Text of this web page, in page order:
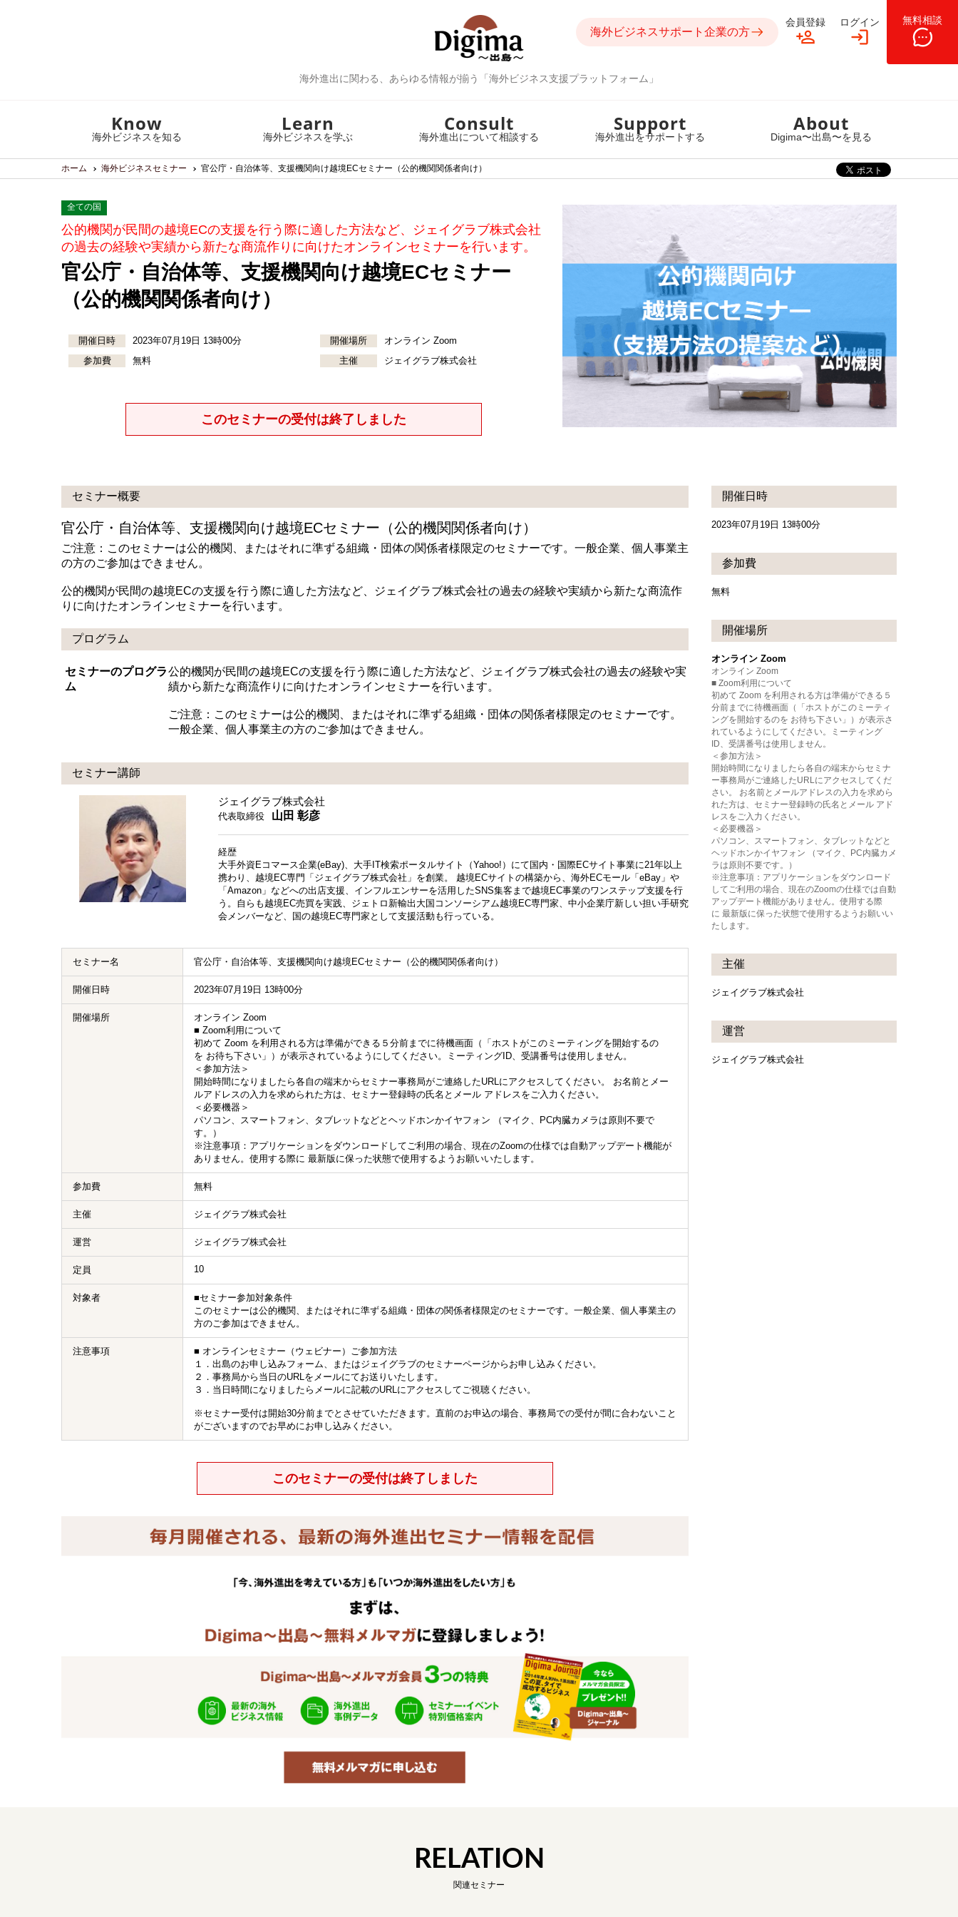
海外進出に関わる、あらゆる情報が揃う「海外ビジネス支援プラットフォーム」
海外ビジネスサポート企業の方
会員登録 ログイン 無料相談
Know
海外ビジネスを知る
Learn
海外ビジネスを学ぶ
Consult
海外進出について相談する
Support
海外進出をサポートする
About
Digima〜出島〜を見る
ホーム 海外ビジネスセミナー 官公庁・自治体等、支援機関向け越境ECセミナー（公的機関関係者向け）
全ての国
公的機関が民間の越境ECの支援を行う際に適した方法など、ジェイグラブ株式会社
の過去の経験や実績から新たな商流作りに向けたオンラインセミナーを行います。
官公庁・自治体等、支援機関向け越境ECセミナー
（公的機関関係者向け）
開催日時 2023年07月19日 13時00分 開催場所
オンライン Zoom
参加費
無料 主催 ジェイグラブ株式会社
このセミナーの受付は終了しました
セミナー概要
官公庁・自治体等、支援機関向け越境ECセミナー（公的機関関係者向け）
ご注意：このセミナーは公的機関、またはそれに準ずる組織・団体の関係者様限定のセミナーです。一般企業、個人事業主
の方のご参加はできません。
公的機関が民間の越境ECの支援を行う際に適した方法など、ジェイグラブ株式会社の過去の経験や実績から新たな商流作
りに向けたオンラインセミナーを行います。
プログラム
セミナーのプログラ
ム
公的機関が民間の越境ECの支援を行う際に適した方法など、ジェイグラブ株式会社の過去の経験や実
績から新たな商流作りに向けたオンラインセミナーを行います。
ご注意：このセミナーは公的機関、またはそれに準ずる組織・団体の関係者様限定のセミナーです。
一般企業、個人事業主の方のご参加はできません。
セミナー講師
ジェイグラブ株式会社
代表取締役 山田 彰彦
経歴
大手外資Eコマース企業(eBay)、大手IT検索ポータルサイト（Yahoo!）にて国内・国際ECサイト事業に21年以上
携わり、越境EC専門「ジェイグラブ株式会社」を創業。 越境ECサイトの構築から、海外ECモール「eBay」や
「Amazon」などへの出店支援、インフルエンサーを活用したSNS集客まで越境EC事業のワンステップ支援を行
う。自らも越境EC売買を実践、ジェトロ新輸出大国コンソーシアム越境EC専門家、中小企業庁新しい担い手研究
会メンバーなど、国の越境EC専門家として支援活動も行っている。
セミナー名 官公庁・自治体等、支援機関向け越境ECセミナー（公的機関関係者向け）
開催日時 2023年07月19日 13時00分
開催場所
オンライン Zoom
■ Zoom利用について
初めて Zoom を利用される方は準備ができる５分前までに待機画面（「ホストがこのミーティングを開始するの
を お待ち下さい」）が表示されているようにしてください。ミーティングID、受講番号は使用しません。
＜参加方法＞
開始時間になりましたら各自の端末からセミナー事務局がご連絡したURLにアクセスしてください。 お名前とメー
ルアドレスの入力を求められた方は、セミナー登録時の氏名とメール アドレスをご入力ください。
＜必要機器＞
パソコン、スマートフォン、タブレットなどとヘッドホンかイヤフォン （マイク、PC内臓カメラは原則不要で
す。）
※注意事項：アプリケーションをダウンロードしてご利用の場合、現在のZoomの仕様では自動アップデート機能が
ありません。使用する際に 最新版に保った状態で使用するようお願いいたします。
参加費 無料
主催 ジェイグラブ株式会社
運営 ジェイグラブ株式会社
定員 10
対象者
■セミナー参加対象条件
このセミナーは公的機関、またはそれに準ずる組織・団体の関係者様限定のセミナーです。一般企業、個人事業主の
方のご参加はできません。
注意事項
■ オンラインセミナー（ウェビナー）ご参加方法
１．出島のお申し込みフォーム、またはジェイグラブのセミナーページからお申し込みください。
２．事務局から当日のURLをメールにてお送りいたします。
３．当日時間になりましたらメールに記載のURLにアクセスしてご視聴ください。
※セミナー受付は開始30分前までとさせていただきます。直前のお申込の場合、事務局での受付が間に合わないこと
がございますのでお早めにお申し込みください。
このセミナーの受付は終了しました
開催日時
2023年07月19日 13時00分
参加費
無料
開催場所
オンライン Zoom
オンライン Zoom
■ Zoom利用について
初めて Zoom を利用される方は準備ができる５
分前までに待機画面（「ホストがこのミーティ
ングを開始するのを お待ち下さい」）が表示さ
れているようにしてください。ミーティング
ID、受講番号は使用しません。
＜参加方法＞
開始時間になりましたら各自の端末からセミナ
ー事務局がご連絡したURLにアクセスしてくだ
さい。 お名前とメールアドレスの入力を求めら
れた方は、セミナー登録時の氏名とメール アド
レスをご入力ください。
＜必要機器＞
パソコン、スマートフォン、タブレットなどと
ヘッドホンかイヤフォン （マイク、PC内臓カメ
ラは原則不要です。）
※注意事項：アプリケーションをダウンロード
してご利用の場合、現在のZoomの仕様では自動
アップデート機能がありません。使用する際
に 最新版に保った状態で使用するようお願いい
たします。
主催
ジェイグラブ株式会社
運営
ジェイグラブ株式会社
RELATION
関連セミナー